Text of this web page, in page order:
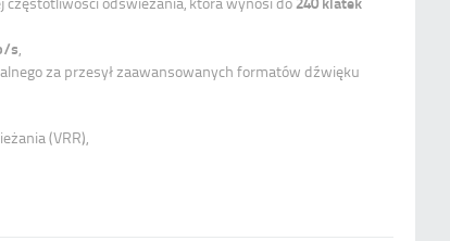
s,
za przesył zaawansowanych formatów dźwięku
(VRR),